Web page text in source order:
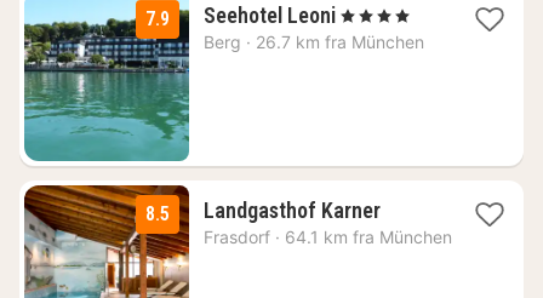
7.9 Seehotel Leoni2
netter
, 4 Stjerner
Berg · 26.7 km fra München
8.5 Landgasthof Karner1
natt
Frasdorf · 64.1 km fra München